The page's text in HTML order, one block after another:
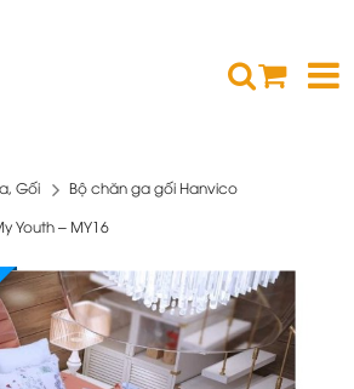
Gối
Bộ chăn ga gối Hanvico
Youth – MY16